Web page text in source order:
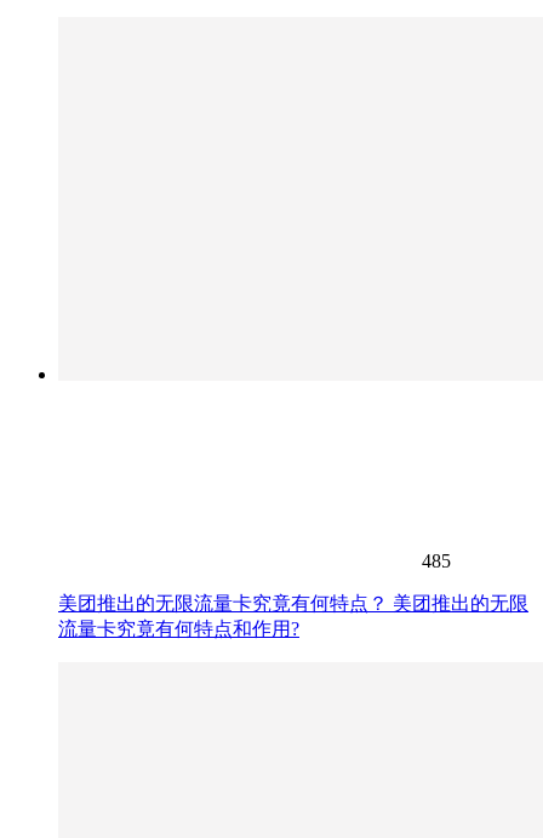
485
美团推出的无限流量卡究竟有何特点？ 美团推出的无限
流量卡究竟有何特点和作用?